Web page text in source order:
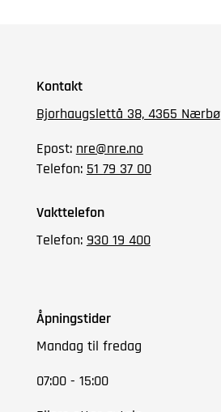
Kontakt
Bjorhaugslettå 38, 4365 Nærbø
Epost: nre@nre.no
Telefon: 51 79 37 00
Vakttelefon
Telefon: 930 19 400
Åpningstider
Mandag til fredag
07:00 - 15:00